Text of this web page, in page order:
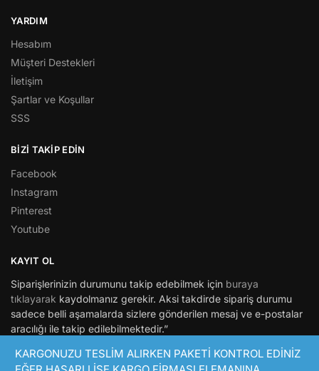
KARGONUZU TESLİM ALIRKEN PAKETİ KONTROL EDİNİZ
YARDIM
Hesabım
Müşteri Destekleri
İletişim
Şartlar ve Koşullar
SSS
BİZİ TAKİP EDİN
Facebook
Instagram
Pinterest
Youtube
KAYIT OL
Siparişlerinizin durumunu takip edebilmek için buraya
tıklayarak kaydolmanız gerekir. Aksi takdirde sipariş durumu
sadece belli aşamalarda sizlere gönderilen mesaj ve e-postalar
aracılığı ile takip edilebilmektedir.”
© Hepsimaket 2021